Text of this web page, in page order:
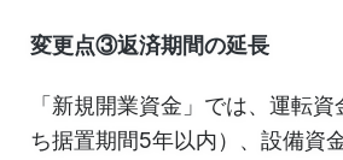
変更点③返済期間の延長
「新規開業資金」では、運転資
ち据置期間5年以内）、設備資